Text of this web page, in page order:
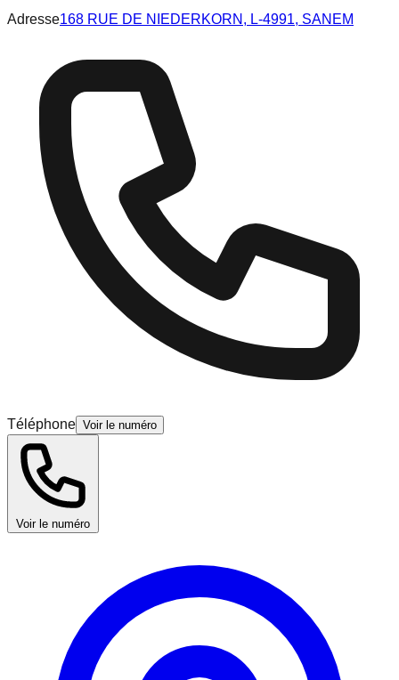
Adresse168 RUE DE NIEDERKORN, L-4991, SANEM
Téléphone Voir le numéro
Voir le numéro